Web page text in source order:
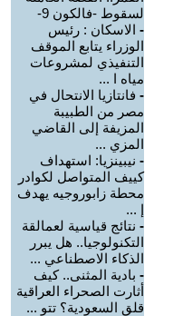
لسقوط -فالكون 9-
- الاسكان : رئيس
الوزراء يتابع الموقف
التنفيذي لمشروعات
مياه ا ...
- فانتازيا الانتحال في
مصر من الطبيبة
المزيفة إلى القاضي
المزي ...
- نيبينزيا: استهداف
كييف المتواصل لكوادر
محطة زابوروجيه يهدف
إ ...
- نتائج قياسية لعمالقة
التكنولوجيا.. هل يبرر
الذكاء الاصطناعي ...
- بادية المثنى.. كيف
أثارت الصحراء العراقية
قلق السعودية؟ تتو ...